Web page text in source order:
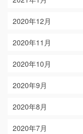
2020年12月
2020年11月
2020年10月
2020年9月
2020年8月
2020年7月